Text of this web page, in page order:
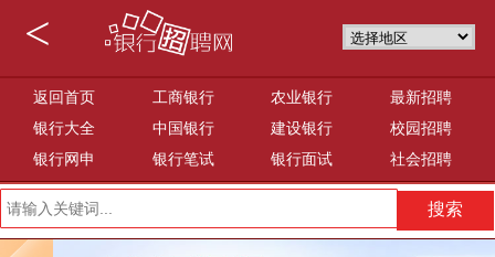
<
返回首页 工商银行 农业银行
最新招聘
银行大全
中国银行 建设银行
校园招聘
银行网申
银行笔试 银行面试 社会招聘